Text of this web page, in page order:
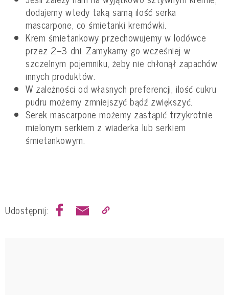
dodajemy wtedy taką samą ilość serka
mascarpone, co śmietanki kremówki.
Krem śmietankowy przechowujemy w lodówce
przez 2–3 dni. Zamykamy go wcześniej w
szczelnym pojemniku, żeby nie chłonął zapachów
innych produktów.
W zależności od własnych preferencji, ilość cukru
pudru możemy zmniejszyć bądź zwiększyć.
Serek mascarpone możemy zastąpić trzykrotnie
mielonym serkiem z wiaderka lub serkiem
śmietankowym.
Udostępnij: